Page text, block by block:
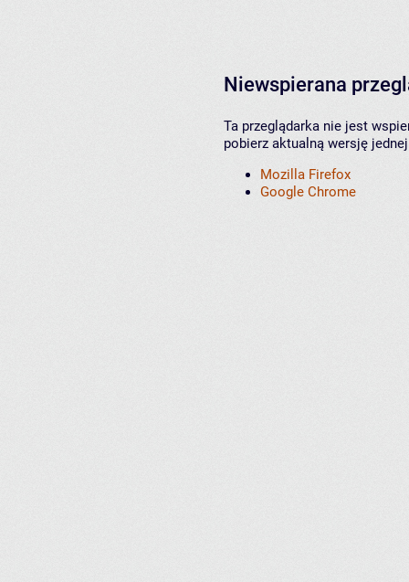
Niewspierana
Ta przeglądarka nie jest
pobierz aktualną wersję
Mozilla Firefox
Google Chrome